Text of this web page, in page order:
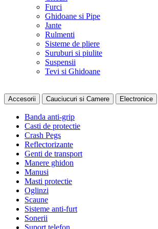
Furci
Ghidoane si Pipe
Jante
Rulmenti
Sisteme de pliere
Suruburi si piulite
Suspensii
Tevi si Ghidoane
Accesorii Cauciucuri si Camere Electronice
Banda anti-grip
Casti de protectie
Crash Pegs
Reflectorizante
Genti de transport
Manere ghidon
Manusi
Masti protectie
Oglinzi
Scaune
Sisteme anti-furt
Sonerii
Suport telefon